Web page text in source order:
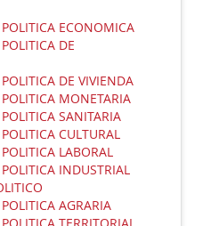
POLITICA ECONOMICA
POLITICA DE
POLITICA DE VIVIENDA
POLITICA MONETARIA
POLITICA SANITARIA
POLITICA CULTURAL
POLITICA LABORAL
POLITICA INDUSTRIAL
POLITICA AGRARIA